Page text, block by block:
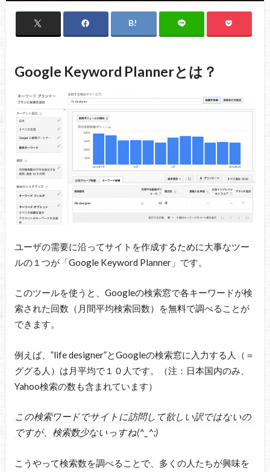
Google Keyword Plannerとは？
ユーザの需要に沿ってサイトを作成するために大事なツー
ルの１つが「Google Keyword Planner」です。
このツールを使うと、Googleの検索窓で各キーワードが検
索された回数（月間平均検索回数）を無料で調べることが
できます。
例えば、”life designer”とGoogleの検索窓に入力する人（＝
ググる人）は月平均で１０人です。（注：日本国内のみ、
Yahoo検索の数も含まれています）
この検索ワードでサイトに訪問して欲しい訳ではないの
ですが、検索数少ないっすね(^_^;)
こうやって検索数を調べることで、多くの人たちが興味を